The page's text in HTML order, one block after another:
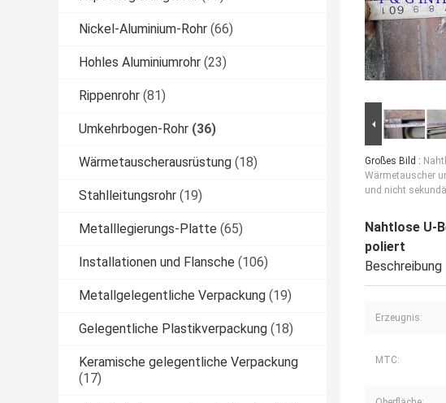
Nickel-Aluminium-Rohr (66)
Hohles Aluminiumrohr (23)
Rippenrohr (81)
Umkehrbogen-Rohr (36)
Wärmetauscherausrüstung (18)
Stahlleitungsrohr (19)
Metalllegierungs-Platte (65)
Installationen und Flansche (106)
Metallgelegentliche Verpackung (19)
Gelegentliche Plastikverpackung (18)
Keramische gelegentliche Verpackung
(17)
Großes Bild :
Wärmetauscher
und nicht
Nahtlose U-
poliert
Beschreibung
Erzeugnis:
MTC: